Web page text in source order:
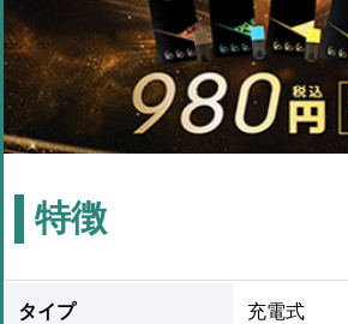
特徴
タイプ 充電式